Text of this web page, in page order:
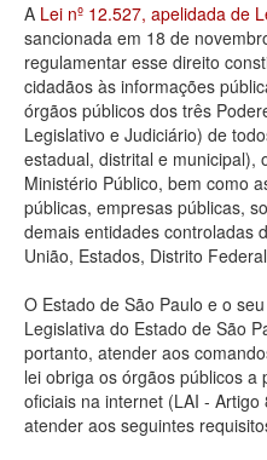
A Lei nº 12.527, apelidada de
sancionada em 18 de
regulamentar esse direito
cidadãos às informações
órgãos públicos dos três
Legislativo e Judiciário) de
estadual, distrital e municipal),
Ministério Público, bem como
públicas, empresas públicas,
demais entidades controladas
União, Estados, Distrito
O Estado de São Paulo e o
Legislativa do Estado de São
portanto, atender aos
lei obriga os órgãos públicos
oficiais na internet (LAI - Artigo
atender aos seguintes